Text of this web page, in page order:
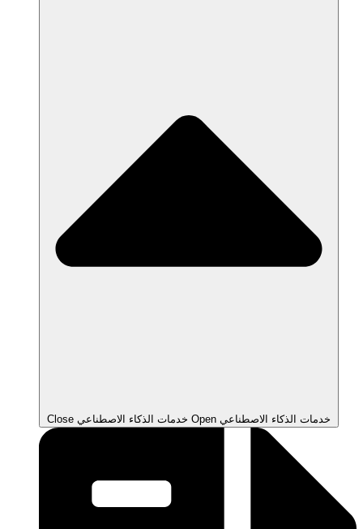
Close خدمات الذكاء الاصطناعي Open خدمات الذكاء الاصطناعي